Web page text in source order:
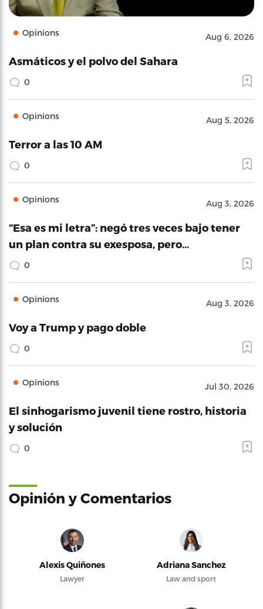
Opinions Aug 6, 2026
Asmáticos y el polvo del Sahara
0
Opinions Aug 5, 2026
Terror a las 10 AM
0
Opinions Aug 3, 2026
“Esa es mi letra”: negó tres veces bajo tener
un plan contra su exesposa, pero…
0
Opinions Aug 3, 2026
Voy a Trump y pago doble
0
Opinions Jul 30, 2026
El sinhogarismo juvenil tiene rostro, historia
y solución
0
Opinión y Comentarios
Alexis Quiñones
Lawyer
Adriana Sanchez
Law and sport